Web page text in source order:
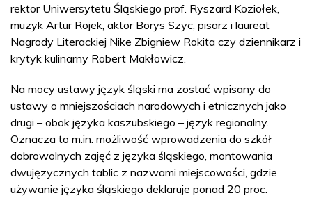
rektor Uniwersytetu Śląskiego prof. Ryszard Koziołek,
muzyk Artur Rojek, aktor Borys Szyc, pisarz i laureat
Nagrody Literackiej Nike Zbigniew Rokita czy dziennikarz i
krytyk kulinarny Robert Makłowicz.
Na mocy ustawy język śląski ma zostać wpisany do
ustawy o mniejszościach narodowych i etnicznych jako
drugi – obok języka kaszubskiego – język regionalny.
Oznacza to m.in. możliwość wprowadzenia do szkół
dobrowolnych zajęć z języka śląskiego, montowania
dwujęzycznych tablic z nazwami miejscowości, gdzie
używanie języka śląskiego deklaruje ponad 20 proc.